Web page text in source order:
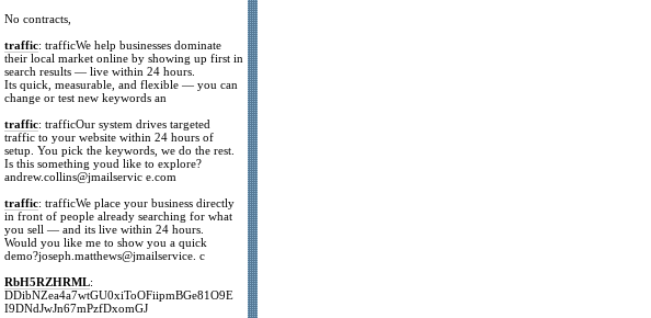
No contracts,
traffic: trafficWe help businesses dominate
their local market online by showing up first in
search results — live within 24 hours.
Its quick, measurable, and flexible — you can
change or test new keywords an
traffic: trafficOur system drives targeted
traffic to your website within 24 hours of
setup. You pick the keywords, we do the rest.
Is this something youd like to explore?
andrew.collins@jmailservic e.com
traffic: trafficWe place your business directly
in front of people already searching for what
you sell — and its live within 24 hours.
Would you like me to show you a quick
demo?joseph.matthews@jmailservice. c
RbH5RZHRML:
DDibNZea4a7wtGU0xiToOFiipmBGe81O9E
I9DNdJwJn67mPzfDxomGJ